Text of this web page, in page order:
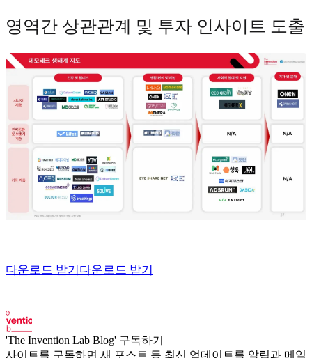
영역간 상관관계 및 투자 인사이트 도출
다운로드 받기 다운로드 받기
'The Invention Lab Blog' 구독하기
사이트를 구독하면 새 포스트 등 최신 업데이트를 알림과 메일